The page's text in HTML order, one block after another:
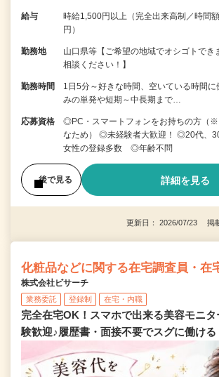
給与
時給1,500円以上（完全出来高制／時間
円）
勤務地
山口県等【ご希望の地域でオシゴトで
相談ください！】
勤務時間
1日5分～好きな時間、空いている時間
みの単発や短期～中長期まで…
応募資格
◎PC・スマートフォンをお持ちの方（※
なため） ◎未経験者大歓迎！ ◎20代、
女性の登録多数 ◎年齢不問
後で見る 詳細を見る
更新日： 2026/07/23 掲
化粧品などに関する在宅調査員・在
株式会社ビサーチ
業務委託 登録制 在宅・内職
完全在宅OK！スマホで出来る美容モニ
験歓迎♪履歴書・面接不要でスグに働け